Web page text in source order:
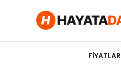
FIYATLAR